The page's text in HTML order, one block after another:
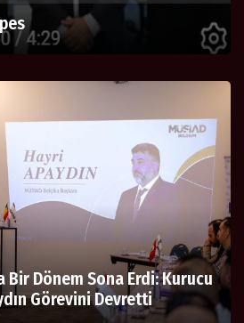
Bir Dönem Sona Erdi: Kurucu
Görevini Devretti